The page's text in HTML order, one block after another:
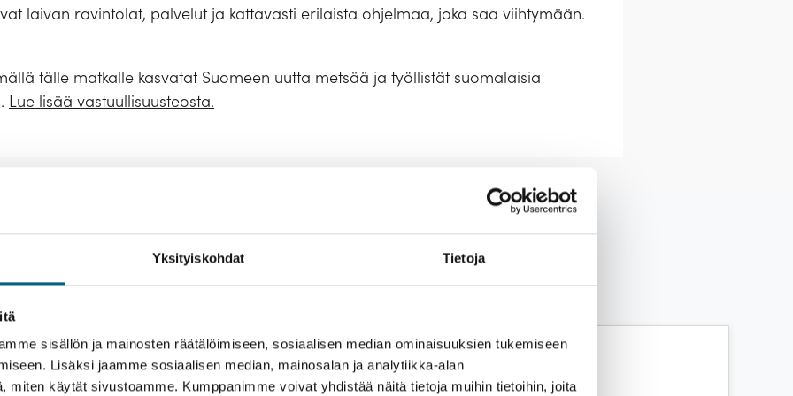
Yksityiskohdat Tietoja
sisällön ja mainosten räätälöimiseen, sosiaalisen median ominaisuuksien tukemiseen
Lisäksi jaamme sosiaalisen median, mainosalan ja analytiikka-alan
miten käytät sivustoamme. Kumppanimme voivat yhdistää näitä tietoja muihin tietoihin, joita
laivan ravintolat, palvelut ja kattavasti erilaista ohjelmaa, joka saa viihtymään.
tälle matkalle kasvatat Suomeen uutta metsää ja työllistät suomalaisia
Lue lisää vastuullisuusteosta.
30 € /
/ hlö
lisämaksullinen Kristinan retkipaketti. Retket tehdään yhdessä
kanssa ja tulkataan suomeksi.
tutustumiskohteissa, joten osallistujilta edellytetään normaalia liikuntakykyä.
hyvät jalkineet!
vähimmäisosallistujamäärää (10 hlöä). Retkille voidaan ottaa vain rajoitettu